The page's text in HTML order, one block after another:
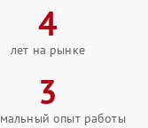
4
лет на рынке
3
опыт работы